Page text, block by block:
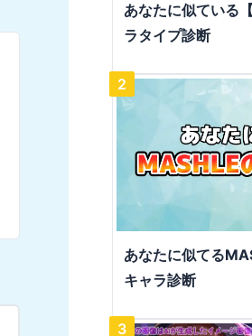
あなたに似ている
ラタイプ診断
2
あなたに似てる
キャラ診断
3